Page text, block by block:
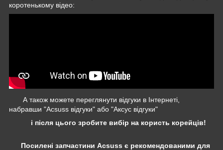
коротенькому відео:
А також можете переглянути відгуки в Інтернеті,
набравши "Acsuss відгуки" або "Аксус відгуки"
і після цього зробите вибір на користь корейців!
Посилені запчастини Acsuss є рекомендованими для